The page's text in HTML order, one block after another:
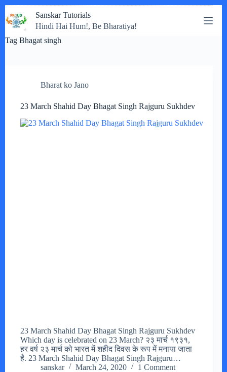
to
content
Sanskar Tutorials
Hindi Hai Hum!, Be Bharatiya!
Tag Bhagat singh
Bharat ko Jano
23 March Shahid Day Bhagat Singh Rajguru Sukhdev
23 March Shahid Day Bhagat Singh Rajguru Sukhdev
Which day is celebrated on 23 March? २३ मार्च १९३१,
हर वर्ष २३ मार्च को भारत में शहीद दिवस के रूप में मनाया जाता
है. 23 March Shahid Day Bhagat Singh Rajguru…
sanskar
March 24, 2020 1 Comment